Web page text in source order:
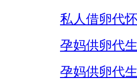
私人借卵代
孕妈供卵代
孕妈供卵代